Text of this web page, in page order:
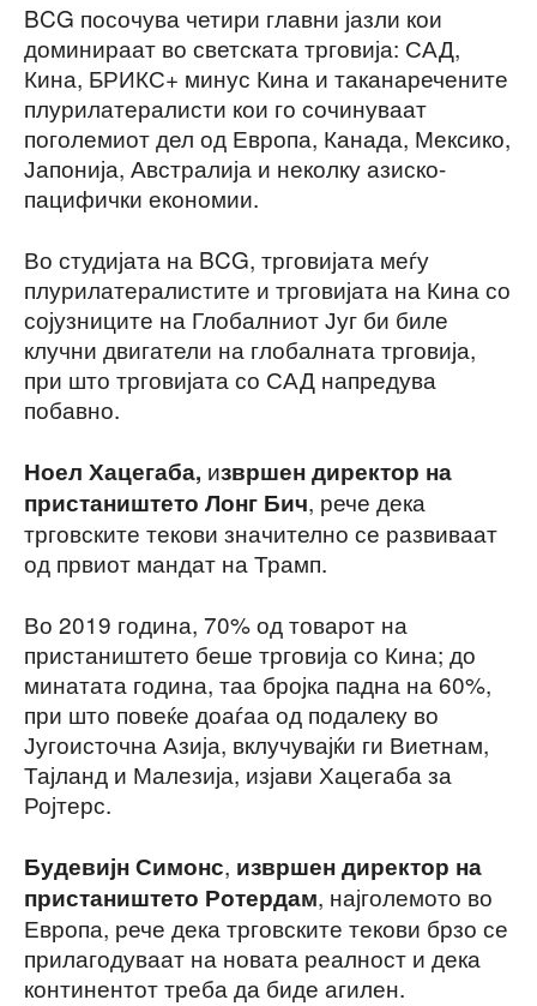
BCG посочува четири главни јазли кои
доминираат во светската трговија: САД,
Кина, БРИКС+ минус Кина и таканаречените
плурилатералисти кои го сочинуваат
поголемиот дел од Европа, Канада, Мексико,
Јапонија, Австралија и неколку азиско-
пацифички економии.
Во студијата на BCG, трговијата меѓу
плурилатералистите и трговијата на Кина со
сојузниците на Глобалниот Југ би биле
клучни двигатели на глобалната трговија,
при што трговијата со САД напредува
побавно.
Ноел Хацегаба, извршен директор на
пристаништето Лонг Бич, рече дека
трговските текови значително се развиваат
од првиот мандат на Трамп.
Во 2019 година, 70% од товарот на
пристаништето беше трговија со Кина; до
минатата година, таа бројка падна на 60%,
при што повеќе доаѓаа од подалеку во
Југоисточна Азија, вклучувајќи ги Виетнам,
Тајланд и Малезија, изјави Хацегаба за
Ројтерс.
Будевијн Симонс, извршен директор на
пристаништето Ротердам, најголемото во
Европа, рече дека трговските текови брзо се
прилагодуваат на новата реалност и дека
континентот треба да биде агилен.